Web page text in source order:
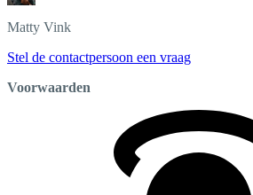
Matty Vink
Stel de contactpersoon een vraag
Voorwaarden